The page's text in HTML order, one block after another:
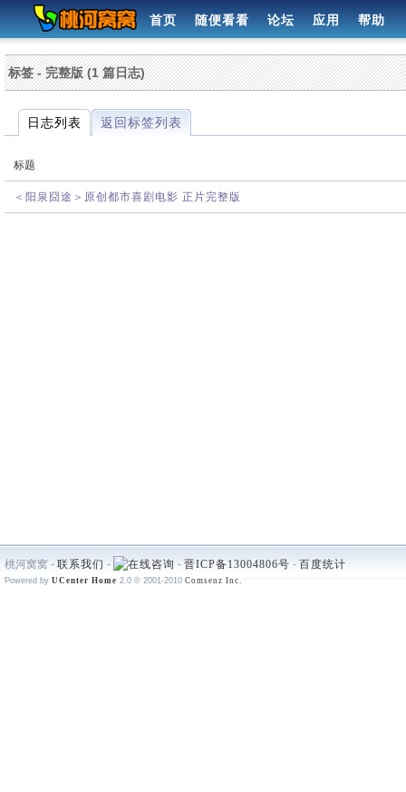
首页 随便看看 论坛 应用 帮助
标签 - 完整版 (1 篇日志)
日志列表 返回标签列表
标题
＜阳泉囧途＞原创都市喜剧电影 正片完整版
桃河窝窝 - 联系我们 - - 晋ICP备13004806号 - 百度统计
Powered by UCenter Home 2.0 © 2001-2010 Comsenz Inc.